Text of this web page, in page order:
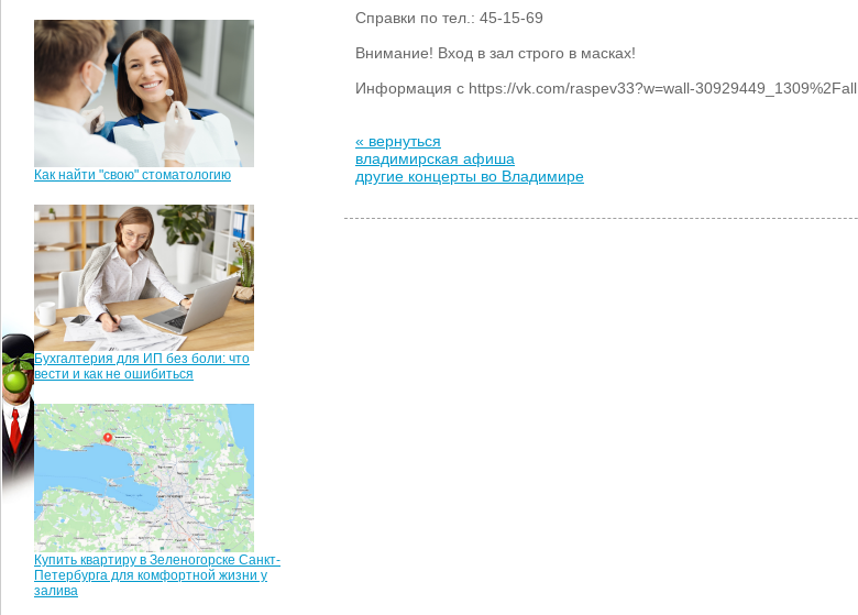
Как найти "свою" стоматологию
Бухгалтерия для ИП без боли: что
вести и как не ошибиться
Купить квартиру в Зеленогорске Санкт-
Петербурга для комфортной жизни у
залива
Справки по тел.: 45-15-69
Внимание! Вход в зал строго в масках!
Информация с https://vk.com/raspev33?w=wall-30929449_1309%2Fall
« вернуться
владимирская афиша
другие концерты во Владимире